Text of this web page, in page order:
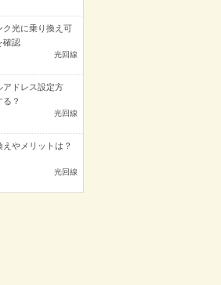
ク光に乗り換え可
確認
光回線
アドレス設定方
？
光回線
やメリットは？
光回線